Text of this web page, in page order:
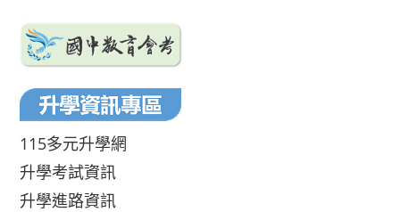
115多元升學網
升學考試資訊
升學進路資訊